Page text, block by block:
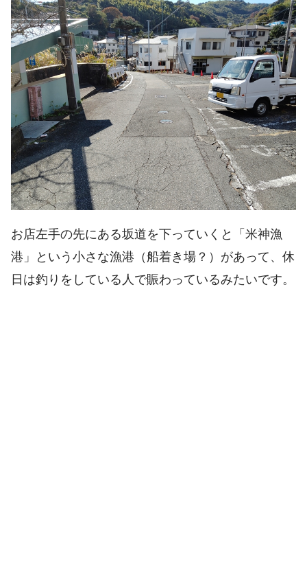
お店左手の先にある坂道を下っていくと「米神漁
港」という小さな漁港（船着き場？）があって、休
日は釣りをしている人で賑わっているみたいです。